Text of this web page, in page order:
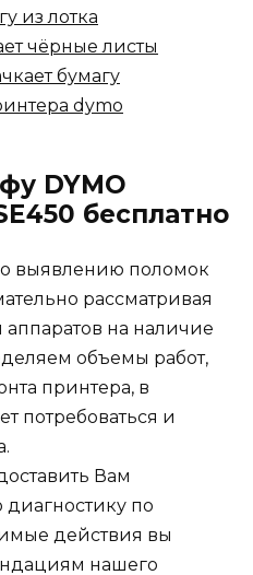
из лотка
чёрные листы
бумагу
dymo
DYMO
бесплатно
выявлению поломок
рассматривая
аппаратов на наличие
объемы работ,
принтера, в
потребоваться и
Вам
по
действия вы
нашего